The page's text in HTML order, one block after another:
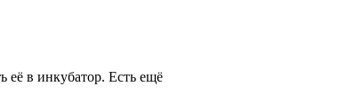
её в инкубатор. Есть ещё